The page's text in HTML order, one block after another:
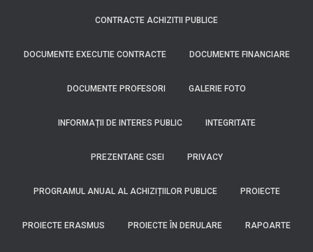
CONTRACTE ACHIZITII PUBLICE
DOCUMENTE EXECUTIE CONTRACTE DOCUMENTE FINANCIARE
DOCUMENTE PROFESORI GALERIE FOTO
INFORMAȚII DE INTERES PUBLIC INTEGRITATE
PREZENTARE CSEI PRIVACY
PROGRAMUL ANUAL AL ACHIZIȚIILOR PUBLICE PROIECTE
PROIECTE ERASMUS PROIECTE ÎN DERULARE RAPOARTE